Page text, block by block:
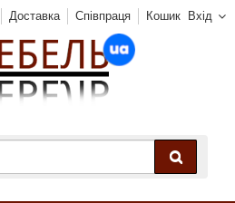
Вхід
Доставка Співпраця Кошик